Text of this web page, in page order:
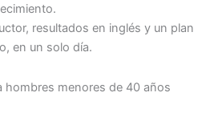
resultados en inglés y un plan
en un solo día.
hombres menores de 40 años